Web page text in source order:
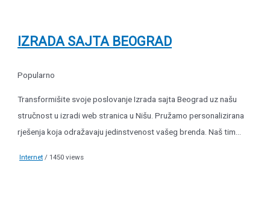
IZRADA SAJTA BEOGRAD
Popularno
Transformišite svoje poslovanje Izrada sajta Beograd uz našu
stručnost u izradi web stranica u Nišu. Pružamo personalizirana
rješenja koja odražavaju jedinstvenost vašeg brenda. Naš tim...
Internet / 1450 views